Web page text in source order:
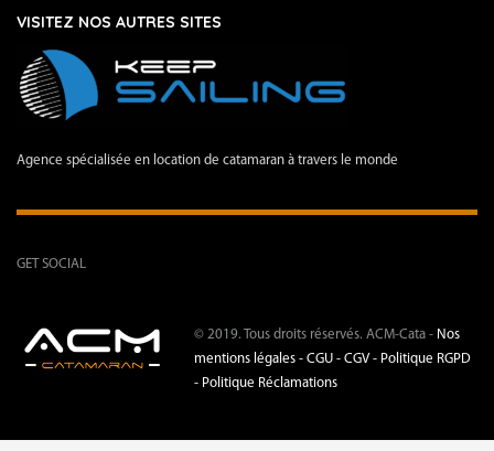
VISITEZ NOS AUTRES SITES
Agence spécialisée en location de catamaran à travers le monde
GET SOCIAL
© 2019. Tous droits réservés. ACM-Cata - Nos
mentions légales - CGU - CGV - Politique RGPD
- Politique Réclamations